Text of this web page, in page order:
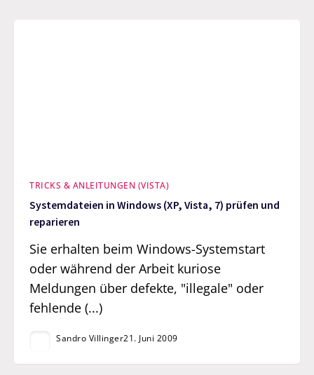
TRICKS & ANLEITUNGEN (VISTA)
Systemdateien in Windows (XP, Vista, 7) prüfen und
reparieren
Sie erhalten beim Windows-Systemstart
oder während der Arbeit kuriose
Meldungen über defekte, "illegale" oder
fehlende (...)
Sandro Villinger21. Juni 2009